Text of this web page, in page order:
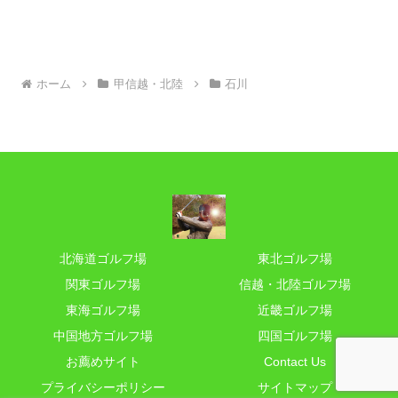
ホーム 甲信越・北陸 石川
北海道ゴルフ場
東北ゴルフ場
関東ゴルフ場
信越・北陸ゴルフ場
東海ゴルフ場
近畿ゴルフ場
中国地方ゴルフ場
四国ゴルフ場
お薦めサイト
Contact Us
プライバシーポリシー
サイトマップ